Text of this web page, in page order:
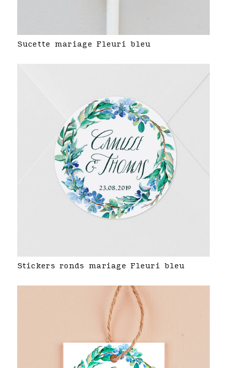
Sucette mariage Fleuri bleu
Stickers ronds mariage Fleuri bleu